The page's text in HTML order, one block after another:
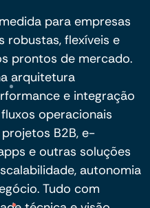
para empresas
robustas, flexíveis e
prontos de mercado.
arquitetura
e integração
operacionais
B2B, e-
e outras soluções
autonomia
Tudo com